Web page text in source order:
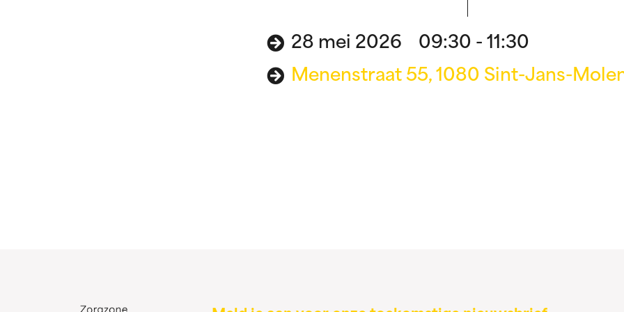
28 mei 2026 09:30 - 11:30
Menenstraat 55, 1080 Sint-Jans-